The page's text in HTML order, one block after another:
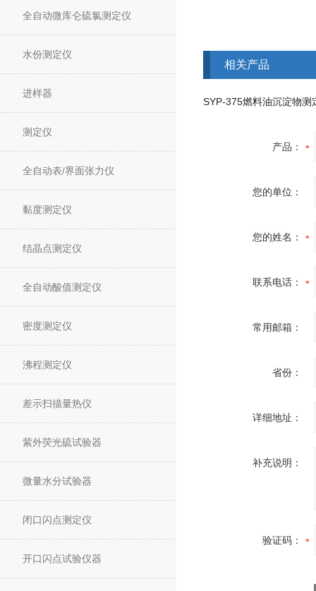
全自动微库仑硫氯测定仪
水份测定仪
进样器
测定仪
全自动表/界面张力仪
黏度测定仪
结晶点测定仪
全自动酸值测定仪
密度测定仪
沸程测定仪
差示扫描量热仪
紫外荧光硫试验器
微量水分试验器
闭口闪点测定仪
开口闪点试验仪器
相关产品
产品：
您的单位：
您的姓名：
联系电话：
常用邮箱：
省份：
详细地址：
补充说明：
验证码：